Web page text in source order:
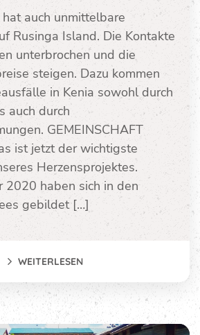
auch unmittelbare
Rusinga Island. Die Kontakte
unterbrochen und die
steigen. Dazu kommen
in Kenia sowohl durch
auch durch
GEMEINSCHAFT
ist jetzt der wichtigste
Herzensprojektes.
2020 haben sich in den
gebildet […]
WEITERLESEN